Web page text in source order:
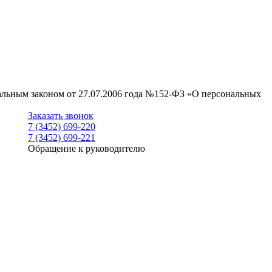
законом от 27.07.2006 года №152-ФЗ «О персональных
Заказать звонок
7 (3452) 699-220
7 (3452) 699-221
Обращение к руководителю